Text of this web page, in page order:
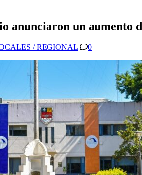
anunciaron un aumento
/ REGIONAL 0